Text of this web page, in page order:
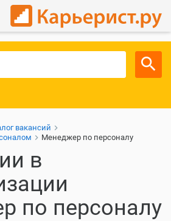
вакансий
Менеджер по персоналу
в
по персоналу